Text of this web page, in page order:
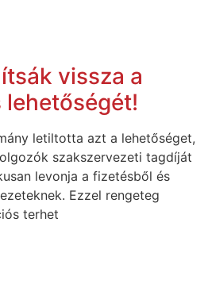
vissza a
letiltotta azt a lehetőséget,
szakszervezeti tagdíját
levonja a fizetésből és
Ezzel rengeteg
terhet